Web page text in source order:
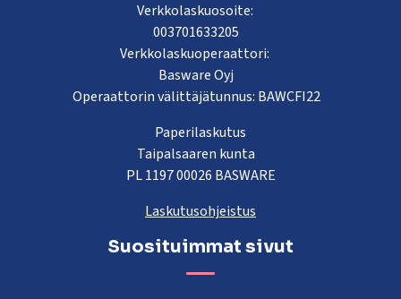
Verkkolaskuosoite:
003701633205
Verkkolaskuoperaattori:
Basware Oyj
Operaattorin välittäjätunnus: BAWCFI22
Paperilaskutus
Taipalsaaren kunta
PL 1197 00026 BASWARE
Laskutusohjeistus
Suosituimmat sivut